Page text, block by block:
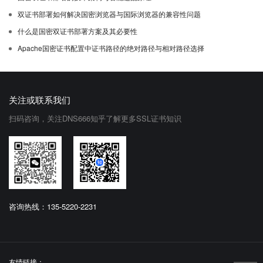
双证书部署如何解决国密浏览器与国际浏览器的兼容性问题
什么是国密双证书部署方案及其必要性
Apache国密证书配置中证书路径的绝对路径与相对路径选择
关注或联系我们
扫码咨询，关注DNS666知乎了解更多SSL证书知识
咨询热线：135-5220-2231